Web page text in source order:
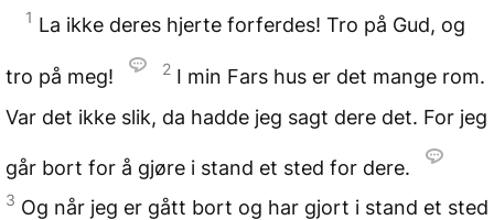
1 La ikke deres hjerte forferdes! Tro på Gud, og
tro på meg! 2 I min Fars hus er det mange rom.
Var det ikke slik, da hadde jeg sagt dere det. For jeg
går bort for å gjøre i stand et sted for dere.
3 Og når jeg er gått bort og har gjort i stand et sted